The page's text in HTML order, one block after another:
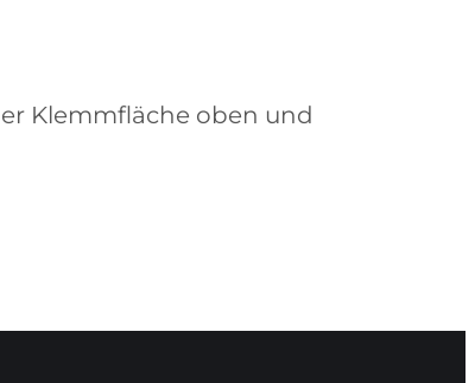
Klemmfläche oben und